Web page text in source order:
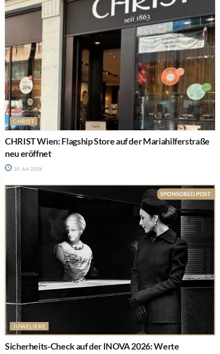
CHRIST
CHRIST Wien: Flagship Store auf der Mariahilferstraße
neu eröffnet
20. Juli 2026
JUWELIERE
Sicherheits-Check auf der INOVA 2026: Werte